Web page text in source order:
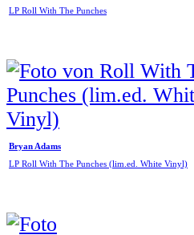
LP Roll With The Punches
Bryan Adams
LP Roll With The Punches (lim.ed. White Vinyl)